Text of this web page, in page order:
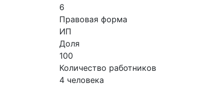
6
Правовая форма
ИП
Доля
100
Количество работников
4 человека